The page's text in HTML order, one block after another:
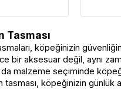
Tasması
köpeğinizin
bir aksesuar değil, aynı
da malzeme seçiminde
tasması, köpeğinizin